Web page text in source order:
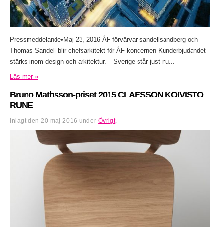
Pressmeddelande•Maj 23, 2016 ÅF förvärvar sandellsandberg och
Thomas Sandell blir chefsarkitekt för ÅF koncernen Kunderbjudandet
stärks inom design och arkitektur. – Sverige står just nu...
Läs mer »
Bruno Mathsson-priset 2015 CLAESSON KOIVISTO
RUNE
Inlagt den 20 maj 2016 under Övrigt.